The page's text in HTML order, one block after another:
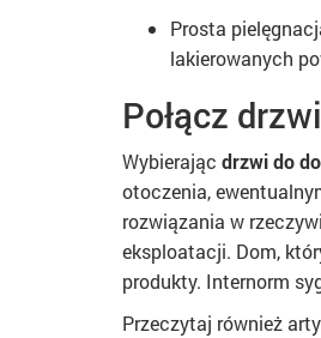
Prosta
lakierowanych
Połącz
Wybierając drzwi do
otoczenia,
rozwiązania w
eksploatacji. Dom,
produkty. Internorm
Przeczytaj również